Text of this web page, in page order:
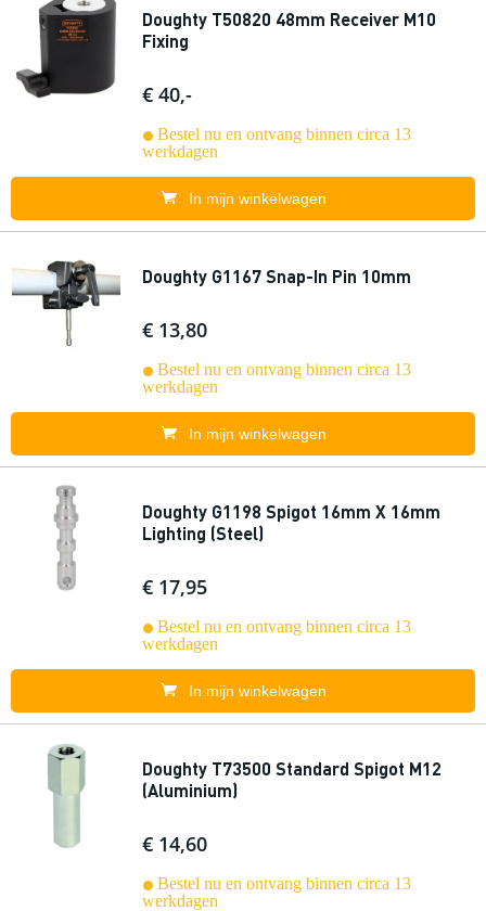
Doughty T50820 48mm Receiver M10
Fixing
€ 40,-
Bestel nu en ontvang binnen circa 13
werkdagen
In mijn winkelwagen
Doughty G1167 Snap-In Pin 10mm
€ 13,80
Bestel nu en ontvang binnen circa 13
werkdagen
In mijn winkelwagen
Doughty G1198 Spigot 16mm X 16mm
Lighting (Steel)
€ 17,95
Bestel nu en ontvang binnen circa 13
werkdagen
In mijn winkelwagen
Doughty T73500 Standard Spigot M12
(Aluminium)
€ 14,60
Bestel nu en ontvang binnen circa 13
werkdagen